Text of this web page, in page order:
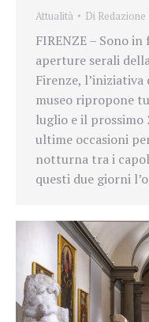
Attualità Di Redazione
FIRENZE – Sono
aperture serali
Firenze, l’iniziativa
museo ripropone
luglio e il
ultime occasioni
notturna tra i
questi due giorni